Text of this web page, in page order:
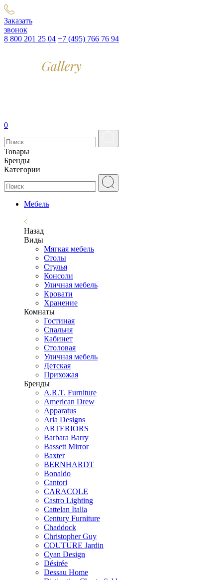
Заказать
звонок
8 800 201 25 04 +7 (495) 766 76 94
0
Товары
Бренды
Категории
Мебель
Назад
Виды
Мягкая мебель
Столы
Стулья
Консоли
Уличная мебель
Кровати
Хранение
Комнаты
Гостиная
Спальня
Кабинет
Столовая
Уличная мебель
Детская
Прихожая
Бренды
A.R.T. Furniture
American Drew
Apparatus
Aria Designs
ARTERIORS
Barbara Barry
Bassett Mirror
Baxter
BERNHARDT
Bonaldo
Cantori
CARACOLE
Castro Lighting
Cattelan Italia
Century Furniture
Chaddock
Christopher Guy
COUTURE Jardin
Cyan Design
Désirée
Dessau Home